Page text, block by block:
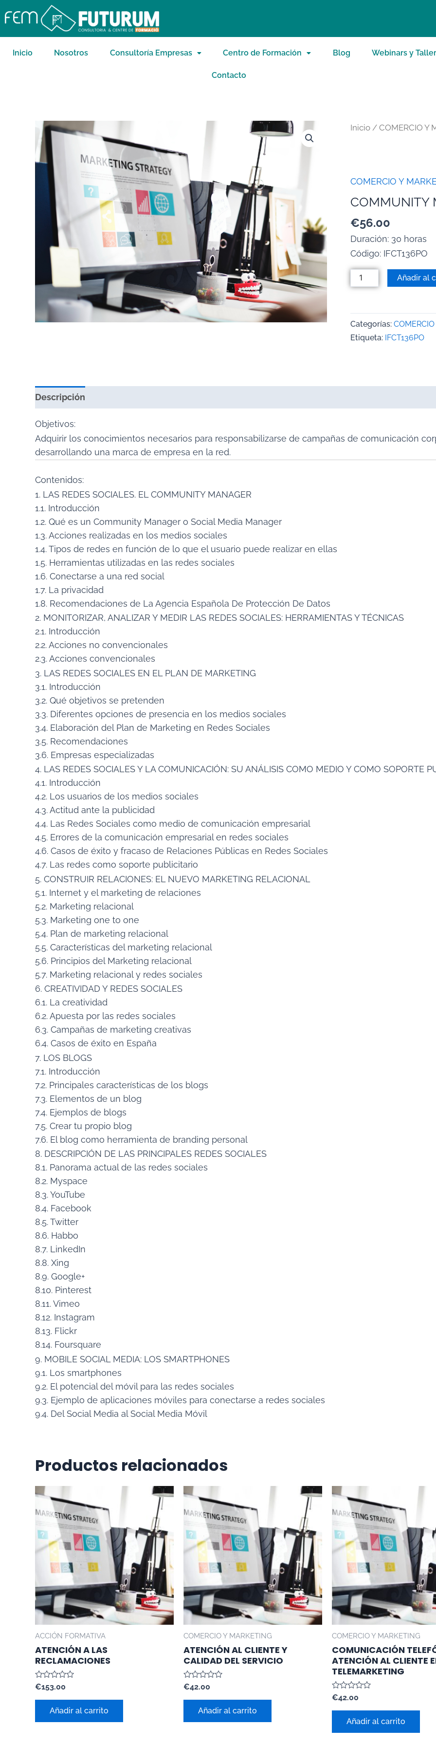
Inicio Nosotros Consultoría Empresas Centro de Formación Blog Webinars y
Contacto
Inicio / COMERCIO Y
COMERCIO Y
COMMUNITY
€56.00
Duración: 30 horas
Código: IFCT136PO
Añadir al
Categorías:
Etiqueta: IFCT136PO
Descripción
Objetivos:
Adquirir los conocimientos necesarios para responsabilizarse de campañas de comunicación
desarrollando una marca de empresa en la red.
Contenidos:
1. LAS REDES SOCIALES. EL COMMUNITY MANAGER
1.1. Introducción
1.2. Qué es un Community Manager o Social Media Manager
1.3. Acciones realizadas en los medios sociales
1.4. Tipos de redes en función de lo que el usuario puede realizar en ellas
1.5. Herramientas utilizadas en las redes sociales
1.6. Conectarse a una red social
1.7. La privacidad
1.8. Recomendaciones de La Agencia Española De Protección De Datos
2. MONITORIZAR, ANALIZAR Y MEDIR LAS REDES SOCIALES: HERRAMIENTAS Y TÉCNICAS
2.1. Introducción
2.2. Acciones no convencionales
2.3. Acciones convencionales
3. LAS REDES SOCIALES EN EL PLAN DE MARKETING
3.1. Introducción
3.2. Qué objetivos se pretenden
3.3. Diferentes opciones de presencia en los medios sociales
3.4. Elaboración del Plan de Marketing en Redes Sociales
3.5. Recomendaciones
3.6. Empresas especializadas
4. LAS REDES SOCIALES Y LA COMUNICACIÓN: SU ANÁLISIS COMO MEDIO Y COMO SOPORTE
4.1. Introducción
4.2. Los usuarios de los medios sociales
4.3. Actitud ante la publicidad
4.4. Las Redes Sociales como medio de comunicación empresarial
4.5. Errores de la comunicación empresarial en redes sociales
4.6. Casos de éxito y fracaso de Relaciones Públicas en Redes Sociales
4.7. Las redes como soporte publicitario
5. CONSTRUIR RELACIONES: EL NUEVO MARKETING RELACIONAL
5.1. Internet y el marketing de relaciones
5.2. Marketing relacional
5.3. Marketing one to one
5.4. Plan de marketing relacional
5.5. Características del marketing relacional
5.6. Principios del Marketing relacional
5.7. Marketing relacional y redes sociales
6. CREATIVIDAD Y REDES SOCIALES
6.1. La creatividad
6.2. Apuesta por las redes sociales
6.3. Campañas de marketing creativas
6.4. Casos de éxito en España
7. LOS BLOGS
7.1. Introducción
7.2. Principales características de los blogs
7.3. Elementos de un blog
7.4. Ejemplos de blogs
7.5. Crear tu propio blog
7.6. El blog como herramienta de branding personal
8. DESCRIPCIÓN DE LAS PRINCIPALES REDES SOCIALES
8.1. Panorama actual de las redes sociales
8.2. Myspace
8.3. YouTube
8.4. Facebook
8.5. Twitter
8.6. Habbo
8.7. LinkedIn
8.8. Xing
8.9. Google+
8.10. Pinterest
8.11. Vimeo
8.12. Instagram
8.13. Flickr
8.14. Foursquare
9. MOBILE SOCIAL MEDIA: LOS SMARTPHONES
9.1. Los smartphones
9.2. El potencial del móvil para las redes sociales
9.3. Ejemplo de aplicaciones móviles para conectarse a redes sociales
9.4. Del Social Media al Social Media Móvil
Productos relacionados
ACCIÓN FORMATIVA
ATENCIÓN A LAS
RECLAMACIONES
Valorado
con
0
€153.00
Añadir al carrito
COMERCIO Y MARKETING
ATENCIÓN AL CLIENTE Y
CALIDAD DEL SERVICIO
Valorado
con
0
€42.00
Añadir al carrito
COMERCIO Y MARKETING
COMUNICACIÓN
ATENCIÓN AL CLIENTE
TELEMARKETING
Valorado
con
0
€42.00
Añadir al carrito